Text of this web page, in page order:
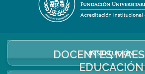
INSTITUCIÓN
+
DOCENTES
EDUCACIÓN